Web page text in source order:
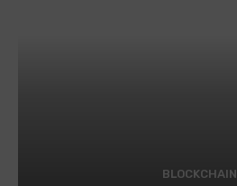
BLOCKCHAIN